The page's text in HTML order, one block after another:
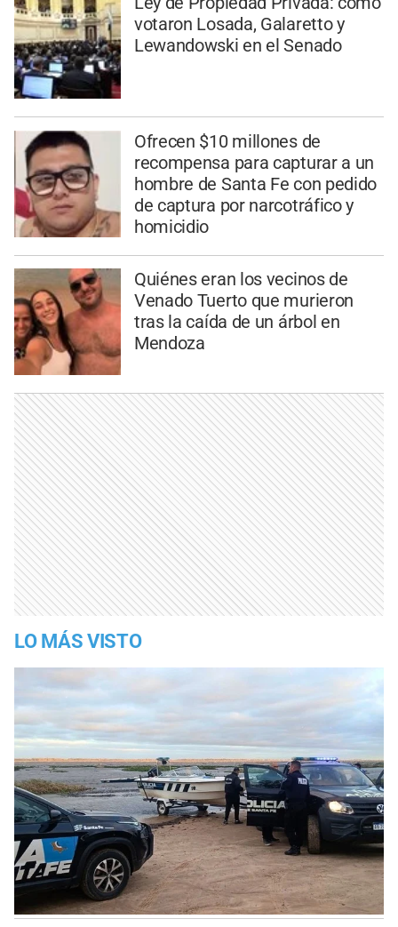
votaron Losada, Galaretto y
Lewandowski en el Senado
Ofrecen $10 millones de
recompensa para capturar a un
hombre de Santa Fe con pedido
de captura por narcotráfico y
homicidio
Quiénes eran los vecinos de
Venado Tuerto que murieron
tras la caída de un árbol en
Mendoza
LO MÁS VISTO